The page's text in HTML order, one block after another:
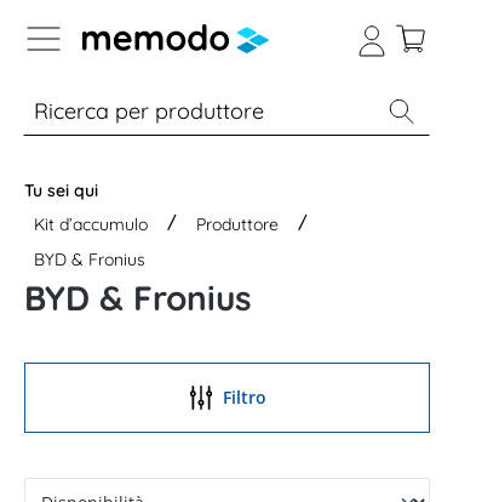
Skip to B2B platform navigation
% Sale Moduli
Tu sei qui
Kit d’accumulo
Produttore
BYD & Fronius
BYD & Fronius
Filtro